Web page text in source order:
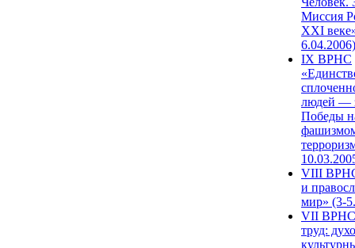
Миссия
XXI
6.04.2006)
IX ВРНС
людей —
Победы
VIII
и
мир» (3-
VII ВРНС
труд: